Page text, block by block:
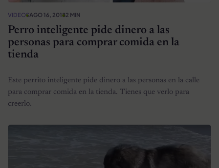
VIDEOSAGO 16, 20182 MIN
Perro inteligente pide dinero a las
personas para comprar comida en la
tienda
Este perrito inteligente pide dinero a las personas en la calle
para comprar comida en la tienda. Tienes que verlo para
creerlo.